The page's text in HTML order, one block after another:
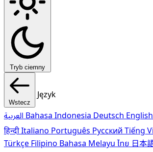
Tryb ciemny
Wstecz
Język
Bahasa Indonesia Deutsch English
हिन्दीItaliano Português Pусский Tiếng
Türkçe Filipino Bahasa Melayu ไทย 日本